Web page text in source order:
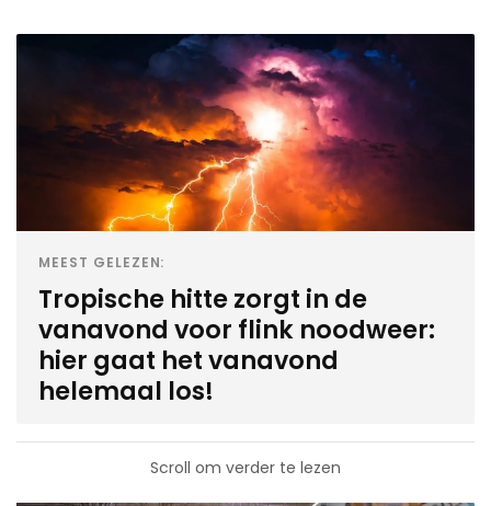
MEEST GELEZEN:
Tropische hitte zorgt in de
vanavond voor flink noodweer:
hier gaat het vanavond
helemaal los!
Scroll om verder te lezen